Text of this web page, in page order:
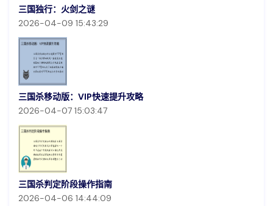
三国独行：火剑之谜
2026-04-09 15:43:29
三国杀移动版：VIP快速提升攻略
2026-04-07 15:03:47
三国杀判定阶段操作指南
2026-04-06 14:44:09